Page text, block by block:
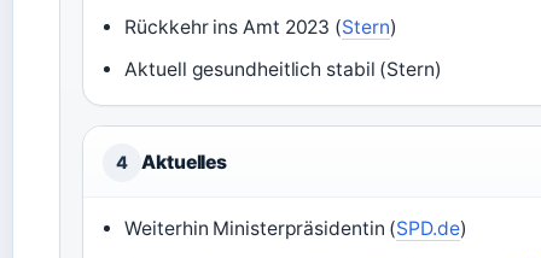
Rückkehr ins Amt 2023 (Stern)
Aktuell gesundheitlich stabil (Stern)
4 Aktuelles
Weiterhin Ministerpräsidentin (SPD.de)